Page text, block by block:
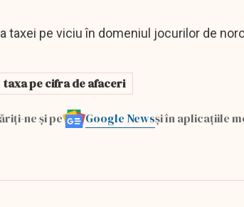
taxei pe viciu în domeniul jocurilor de
taxa pe cifra de afaceri
ne și pe Google Newsși în aplicațiile